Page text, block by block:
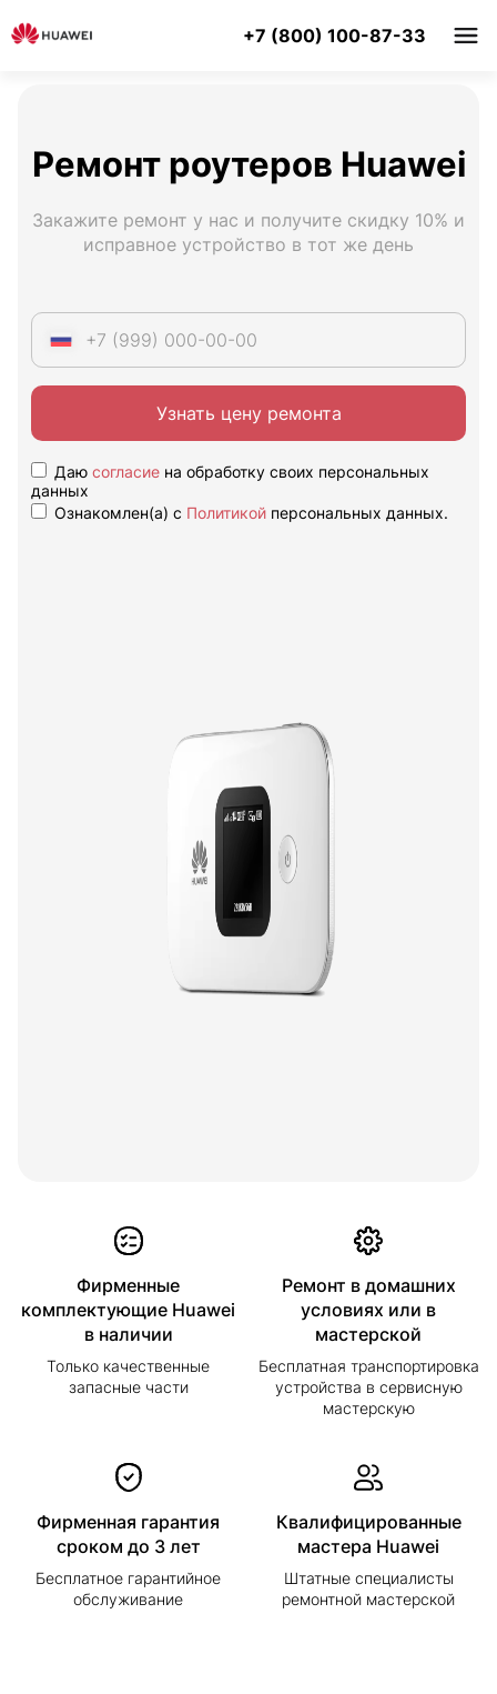
+7 (800) 100-87-33
Ремонт роутеров Huawei
Закажите ремонт у нас и получите скидку 10% и
исправное устройство в тот же день
Узнать цену ремонта
Даю согласие на обработку своих персональных
данных
Ознакомлен(а) с Политикой персональных данных.
Фирменные
комплектующие Huawei
в наличии
Только качественные
запасные части
Ремонт в домашних
условиях или в
мастерской
Бесплатная транспортировка
устройства в сервисную
мастерскую
Фирменная гарантия
сроком до 3 лет
Бесплатное гарантийное
обслуживание
Квалифицированные
мастера Huawei
Штатные специалисты
ремонтной мастерской